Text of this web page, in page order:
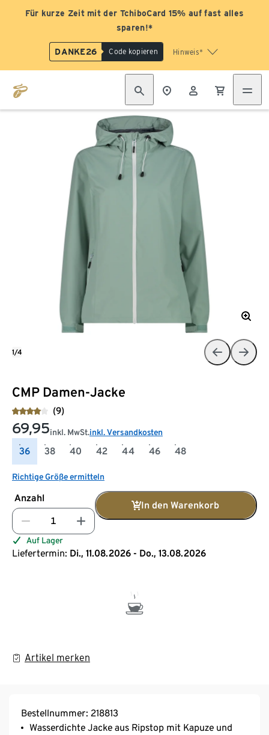
Für kurze Zeit mit der TchiboCard 15% auf fast alles
sparen!*
DANKE26 Code kopieren Hinweis*
CMP Damen-Jacke
(9)
69,95inkl. MwSt.inkl. Versandkosten
36 38 40 42 44 46 48
Richtige Größe ermitteln
Anzahl
In den Warenkorb
Auf Lager
Liefertermin: Di., 11.08.2026 - Do., 13.08.2026
Artikel merken
1/4
Bestellnummer: 218813
Wasserdichte Jacke aus Ripstop mit Kapuze und